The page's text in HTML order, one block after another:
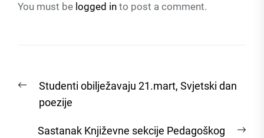
You must be logged in to post a comment.
navigation
Previous
post:
Studenti obilježavaju 21.mart, Svjetski dan
poezije
Sastanak Književne sekcije Pedagoškog